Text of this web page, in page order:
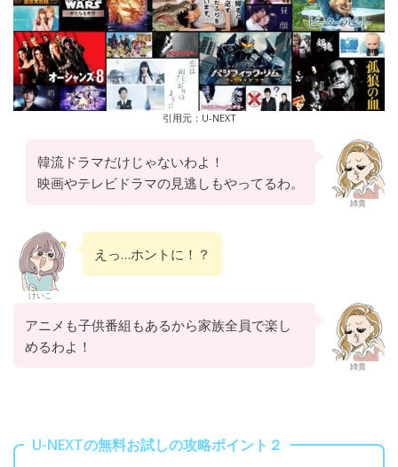
引用元：U-NEXT
姉貴
韓流ドラマだけじゃないわよ！
映画やテレビドラマの見逃しもやってるわ。
けいこ
えっ…ホントに！？
姉貴
アニメも子供番組もあるから家族全員で楽し
めるわよ！
U-NEXTの無料お試しの攻略ポイント２